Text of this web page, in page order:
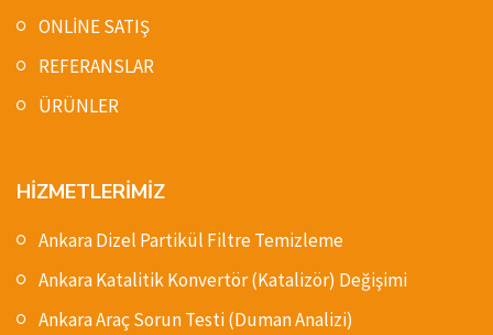
ONLİNE SATIŞ
REFERANSLAR
ÜRÜNLER
HİZMETLERİMİZ
Ankara Dizel Partikül Filtre Temizleme
Ankara Katalitik Konvertör (Katalizör) Değişimi
Ankara Araç Sorun Testi (Duman Analizi)